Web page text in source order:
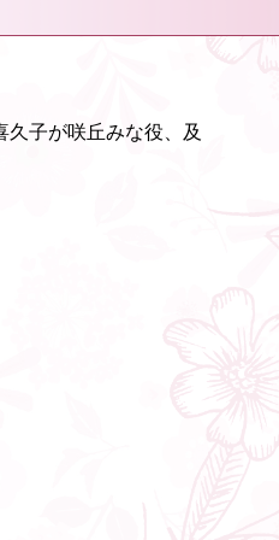
子が咲丘みな役、及